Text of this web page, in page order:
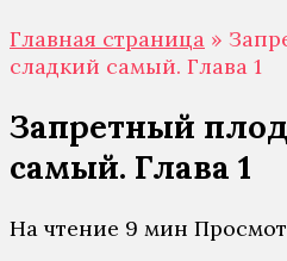
Главная страница »
сладкий самый. Глава 1
Запретный
самый. Глава 1
На чтение 9 мин